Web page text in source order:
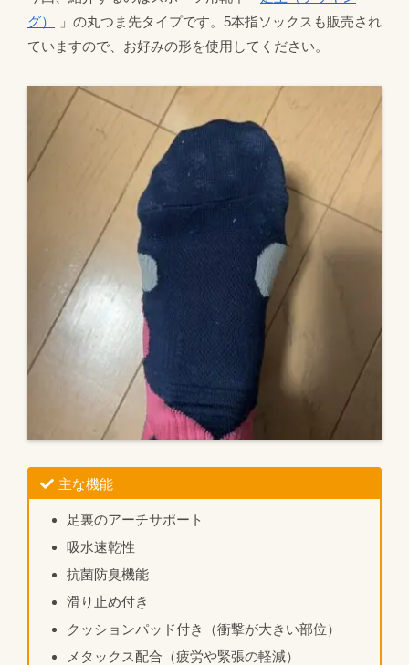
グ）
」の丸つま先タイプです。5本指ソックスも販売され
ていますので、お好みの形を使用してください。
主な機能
足裏のアーチサポート
吸水速乾性
抗菌防臭機能
滑り止め付き
クッションパッド付き（衝撃が大きい部位）
メタックス配合（疲労や緊張の軽減）